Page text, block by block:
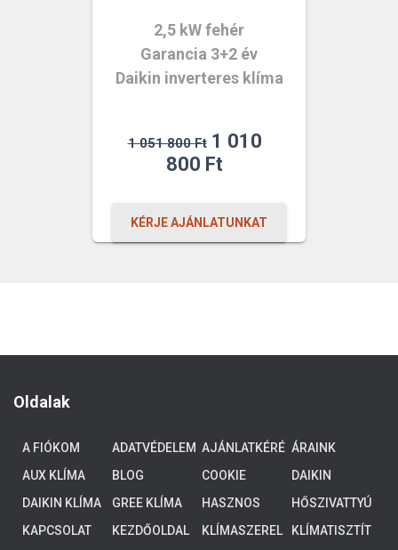
2,5 kW fehér
Garancia 3+2 év
Daikin inverteres klíma
1 051 800Ft Original
price
051
1 010
800 FtCurrent
1
KÉRJE AJÁNLATUNKAT
Oldalak
A FIÓKOM ADATVÉDELEM AJÁNLATKÉRÉ ÁRAINK
AUX KLÍMA
BLOG
COOKIE
DAIKIN
ALACSONY
HŐMÉRSÉKLE
DAIKIN KLÍMA GREE KLÍMA
HASZNOS
TUDNIVALÓK
HŐSZIVATTYÚ
KAPCSOLAT KEZDŐOLDAL
KLÍMASZEREL
KLÍMATISZTÍT